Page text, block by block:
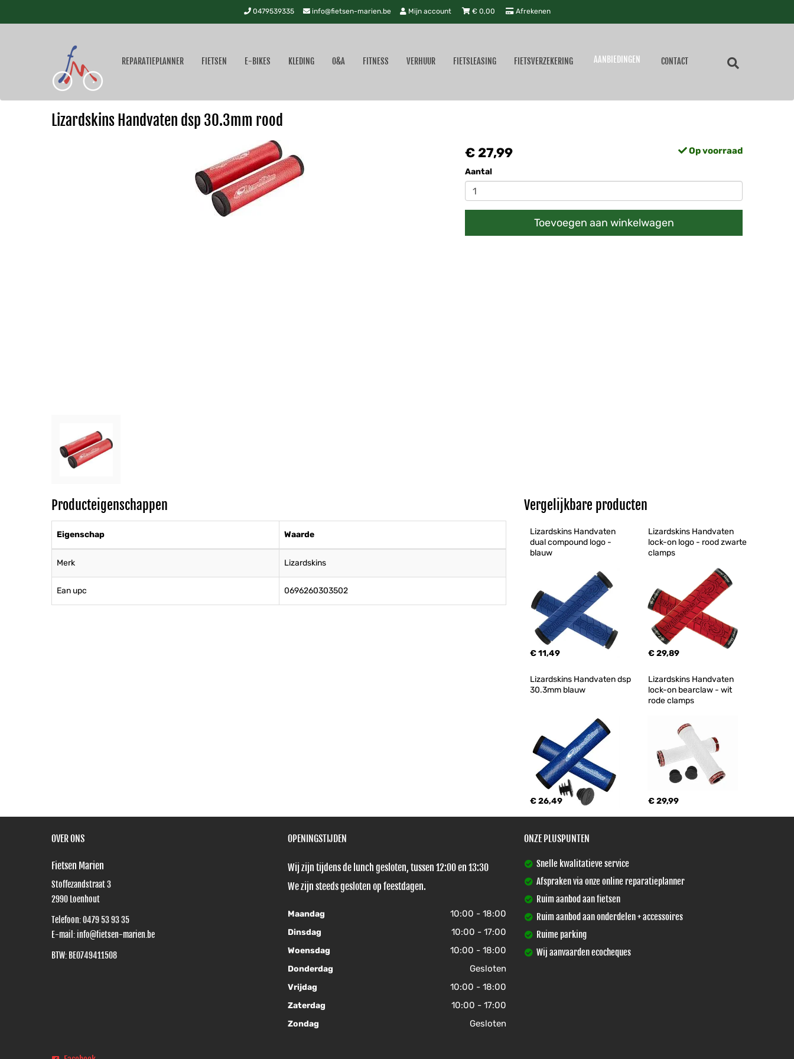
0479539335 info@fietsen-marien.be Mijn account € 0,00 Afrekenen
REPARATIEPLANNER FIETSEN E-BIKES KLEDING O&A FITNESS VERHUUR FIETSLEASING FIETSVERZEKERING AANBIEDINGEN CONTACT
Lizardskins Handvaten dsp 30.3mm rood
€ 27,99 Op voorraad
Aantal
Toevoegen aan winkelwagen
Producteigenschappen
Eigenschap Waarde
Merk Lizardskins
Ean upc 0696260303502
Vergelijkbare producten
Lizardskins Handvaten
dual compound logo -
blauw
€ 11,49
Lizardskins Handvaten
lock-on logo - rood zwarte
clamps
€ 29,89
Lizardskins Handvaten dsp
30.3mm blauw
€ 26,49
Lizardskins Handvaten
lock-on bearclaw - wit
rode clamps
€ 29,99
OVER ONS
Fietsen Marien
Stoffezandstraat 3
2990 Loenhout
Telefoon:0479 53 93 35
E-mail: info@fietsen-marien.be
BTW: BE0749411508
OPENINGSTIJDEN
Wij zijn tijdens de lunch gesloten, tussen 12:00 en 13:30
We zijn steeds gesloten op feestdagen.
Maandag 10:00 - 18:00
Dinsdag 10:00 - 17:00
Woensdag 10:00 - 18:00
Donderdag Gesloten
Vrijdag 10:00 - 18:00
Zaterdag 10:00 - 17:00
Zondag Gesloten
ONZE PLUSPUNTEN
Snelle kwalitatieve service
Afspraken via onze online reparatieplanner
Ruim aanbod aan fietsen
Ruim aanbod aan onderdelen + accessoires
Ruime parking
Wij aanvaarden ecocheques